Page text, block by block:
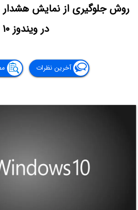
روش جلوگیری از نمایش هشدار
در ویندوز ۱۰
آخرین نظرات